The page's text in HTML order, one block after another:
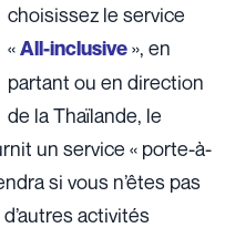
choisissez le service
«All-inclusive», en
partant ou en direction
de la Thaïlande, le
un service « porte-à-
si vous n’êtes pas
activités